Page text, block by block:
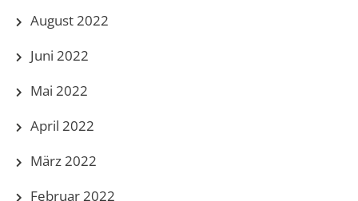
August 2022
Juni 2022
Mai 2022
April 2022
März 2022
Februar 2022